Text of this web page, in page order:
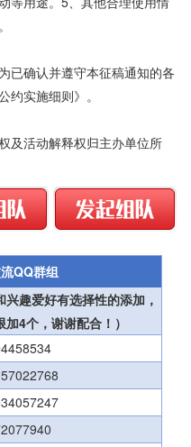
已确认并遵守本征稿通知的各
约实施细则》。
及活动解释权归主办单位所
QQ群组
趣爱好有选择性的添加，
4个，谢谢配合！）